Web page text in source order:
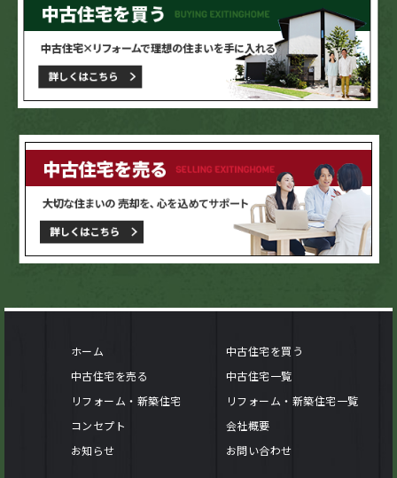
ホーム
中古住宅を買う
中古住宅を売る
中古住宅一覧
リフォーム・新築住宅
リフォーム・新築住宅一覧
コンセプト
会社概要
お知らせ
お問い合わせ